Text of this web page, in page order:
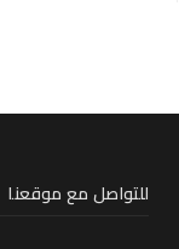
للتواصل مع موقعنا